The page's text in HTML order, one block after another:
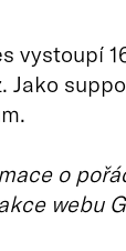
vystoupí
Jako
o
webu